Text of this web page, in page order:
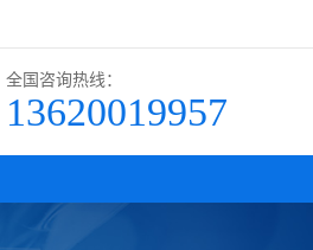
全国咨询热线：
13620019957